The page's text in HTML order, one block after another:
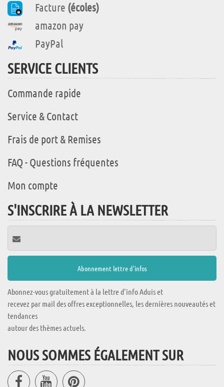
Facture (écoles)
amazon pay
PayPal
SERVICE CLIENTS
Commande rapide
Service & Contact
Frais de port & Remises
FAQ - Questions fréquentes
Mon compte
S'INSCRIRE À LA NEWSLETTER
Abonnez-vous gratuitement à la lettre d'info Aduis et
recevez par mail des offres exceptionnelles, les dernières nouveautés et
tendances
autour des thèmes actuels.
NOUS SOMMES ÉGALEMENT SUR